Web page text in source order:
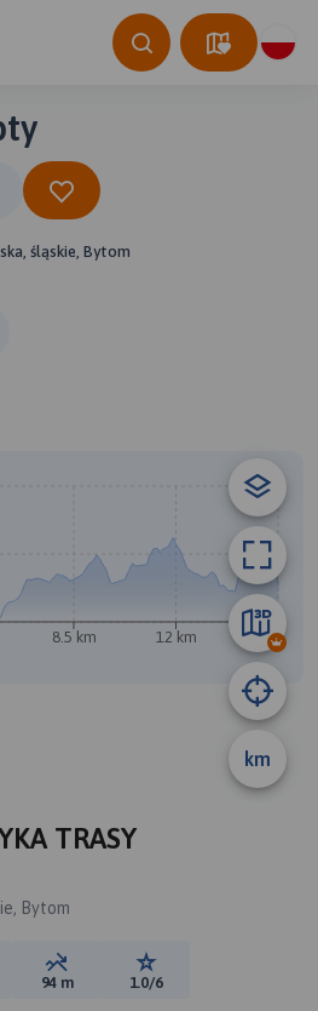
śląskie, Bytom
km
8.5 km 12 km 17 km
TRASY
Bytom
przewyższeń:Suma spadków:
94 m Ocena trasy:
1.0/6